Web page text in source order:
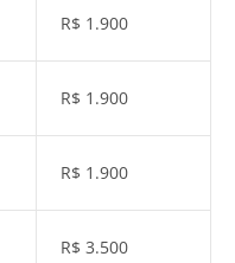
R$ 1.900
R$ 1.900
R$ 1.900
R$ 3.500